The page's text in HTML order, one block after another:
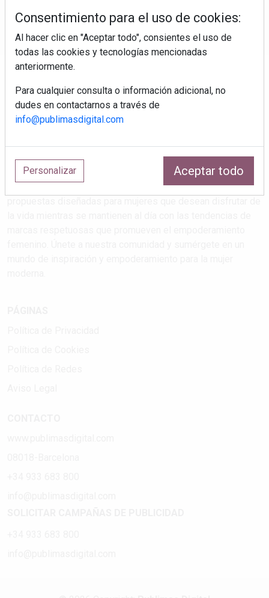
Estilos de vida que atrapan
Explora las últimas tendencias en salud, maternidad, viajes,
cultura y feminismo en nuestra revista. Descubre
Consentimiento para el uso de cookies:
Al hacer clic en "Aceptar todo", consientes el uso de
todas las cookies y tecnologías mencionadas
anteriormente.
Para cualquier consulta o información adicional, no
dudes en contactarnos a través de
info@publimasdigital.com
Personalizar Aceptar todo